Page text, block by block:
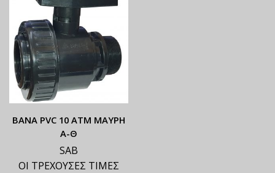
ΒΑΝΑ PVC 10 ΑΤΜ ΜΑΥΡΗ
Α-Θ
SAB
ΟΙ ΤΡΕΧΟΥΣΕΣ ΤΙΜΕΣ